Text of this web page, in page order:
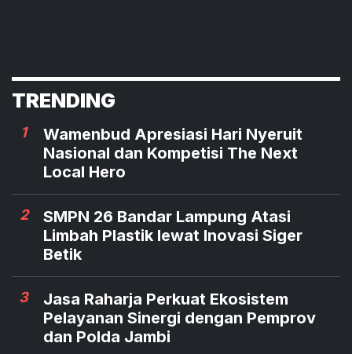
TRENDING
1
Wamenbud Apresiasi Hari Nyeruit
Nasional dan Kompetisi The Next
Local Hero
2
SMPN 26 Bandar Lampung Atasi
Limbah Plastik lewat Inovasi Siger
Betik
3
Jasa Raharja Perkuat Ekosistem
Pelayanan Sinergi dengan Pemprov
dan Polda Jambi